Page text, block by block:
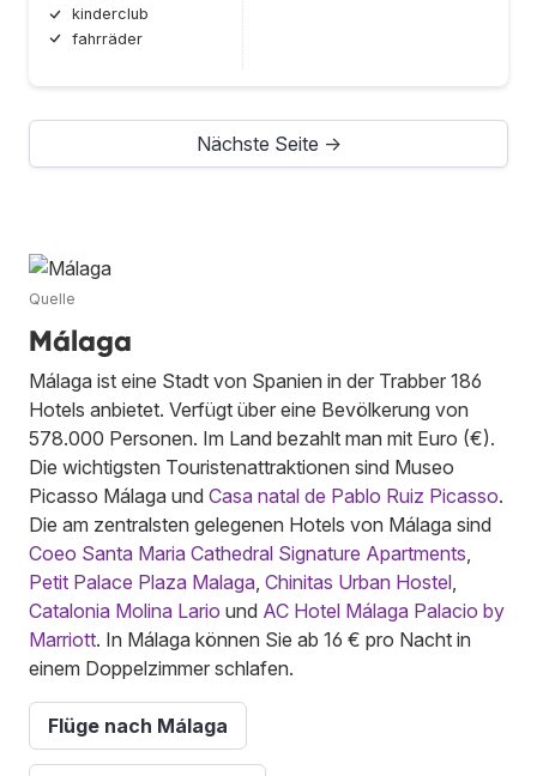
kinderclub
fahrräder
Nächste Seite →
Quelle
Málaga
Málaga ist eine Stadt von Spanien in der Trabber 186
Hotels anbietet. Verfügt über eine Bevölkerung von
578.000 Personen. Im Land bezahlt man mit Euro (€).
Die wichtigsten Touristenattraktionen sind Museo
Picasso Málaga und Casa natal de Pablo Ruiz Picasso.
Die am zentralsten gelegenen Hotels von Málaga sind
Coeo Santa Maria Cathedral Signature Apartments,
Petit Palace Plaza Malaga, Chinitas Urban Hostel,
Catalonia Molina Lario und AC Hotel Málaga Palacio by
Marriott. In Málaga können Sie ab 16 € pro Nacht in
einem Doppelzimmer schlafen.
Flüge nach Málaga